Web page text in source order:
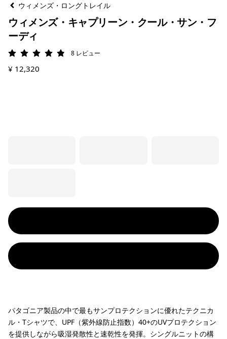
ウィメンズ・ロングトレイル
ウィメンズ・キャプリーン・クール・サン・フ
ーディ
評価: 4.9 / 5
8 レビュー
¥ 12,320
パタゴニア製品の中で最もサンプロテクションに優れたテクニカ
ル・Tシャツで、UPF（紫外線防止指数）40+のUVプロテクション
を提供しながら吸湿発散性と速乾性を発揮。シングルニットの構